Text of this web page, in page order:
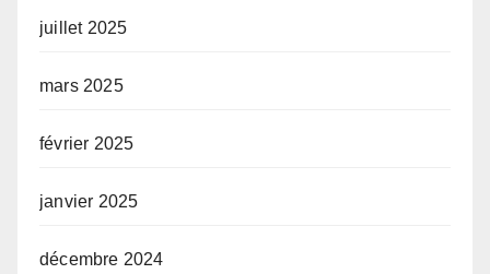
juillet 2025
mars 2025
février 2025
janvier 2025
décembre 2024